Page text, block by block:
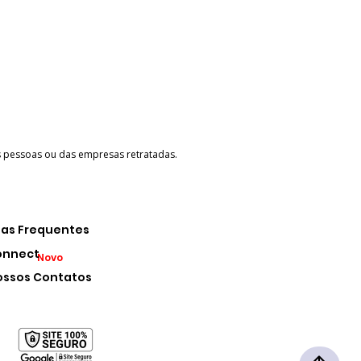
ou das empresas retratadas.
Frequentes
Novo
Contatos